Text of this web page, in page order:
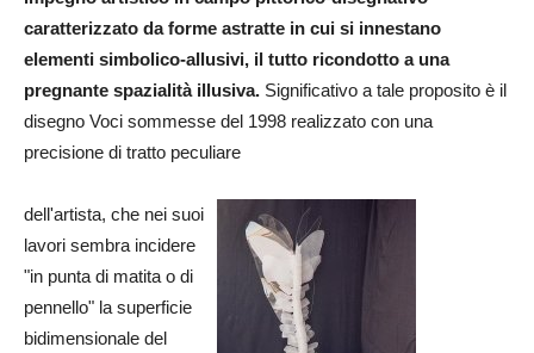
caratterizzato da forme astratte in cui si innestano
elementi simbolico-allusivi, il tutto ricondotto a una
pregnante spazialità illusiva. Significativo a tale proposito è il
disegno Voci sommesse del 1998 realizzato con una
precisione di tratto peculiare
dell'artista, che nei suoi
lavori sembra incidere
"in punta di matita o di
pennello" la superficie
bidimensionale del